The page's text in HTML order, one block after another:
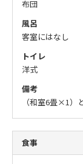
布団
風呂
客室にはなし
トイレ
洋式
備考
（和室6畳×1）
食事